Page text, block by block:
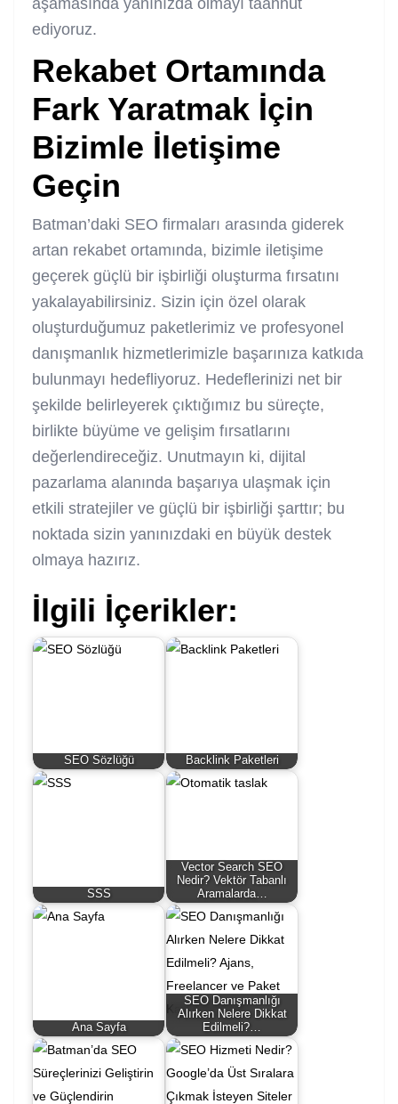
aşamasında yanınızda olmayı taahhüt
ediyoruz.
Rekabet Ortamında
Fark Yaratmak İçin
Bizimle İletişime
Geçin
Batman’daki SEO firmaları arasında giderek
artan rekabet ortamında, bizimle iletişime
geçerek güçlü bir işbirliği oluşturma fırsatını
yakalayabilirsiniz. Sizin için özel olarak
oluşturduğumuz paketlerimiz ve profesyonel
danışmanlık hizmetlerimizle başarınıza katkıda
bulunmayı hedefliyoruz. Hedeflerinizi net bir
şekilde belirleyerek çıktığımız bu süreçte,
birlikte büyüme ve gelişim fırsatlarını
değerlendireceğiz. Unutmayın ki, dijital
pazarlama alanında başarıya ulaşmak için
etkili stratejiler ve güçlü bir işbirliği şarttır; bu
noktada sizin yanınızdaki en büyük destek
olmaya hazırız.
İlgili İçerikler:
SEO Sözlüğü Backlink Paketleri
SSS
Vector Search SEO
Nedir? Vektör Tabanlı
Aramalarda…
Ana Sayfa
SEO Danışmanlığı
Alırken Nelere Dikkat
Edilmeli?…